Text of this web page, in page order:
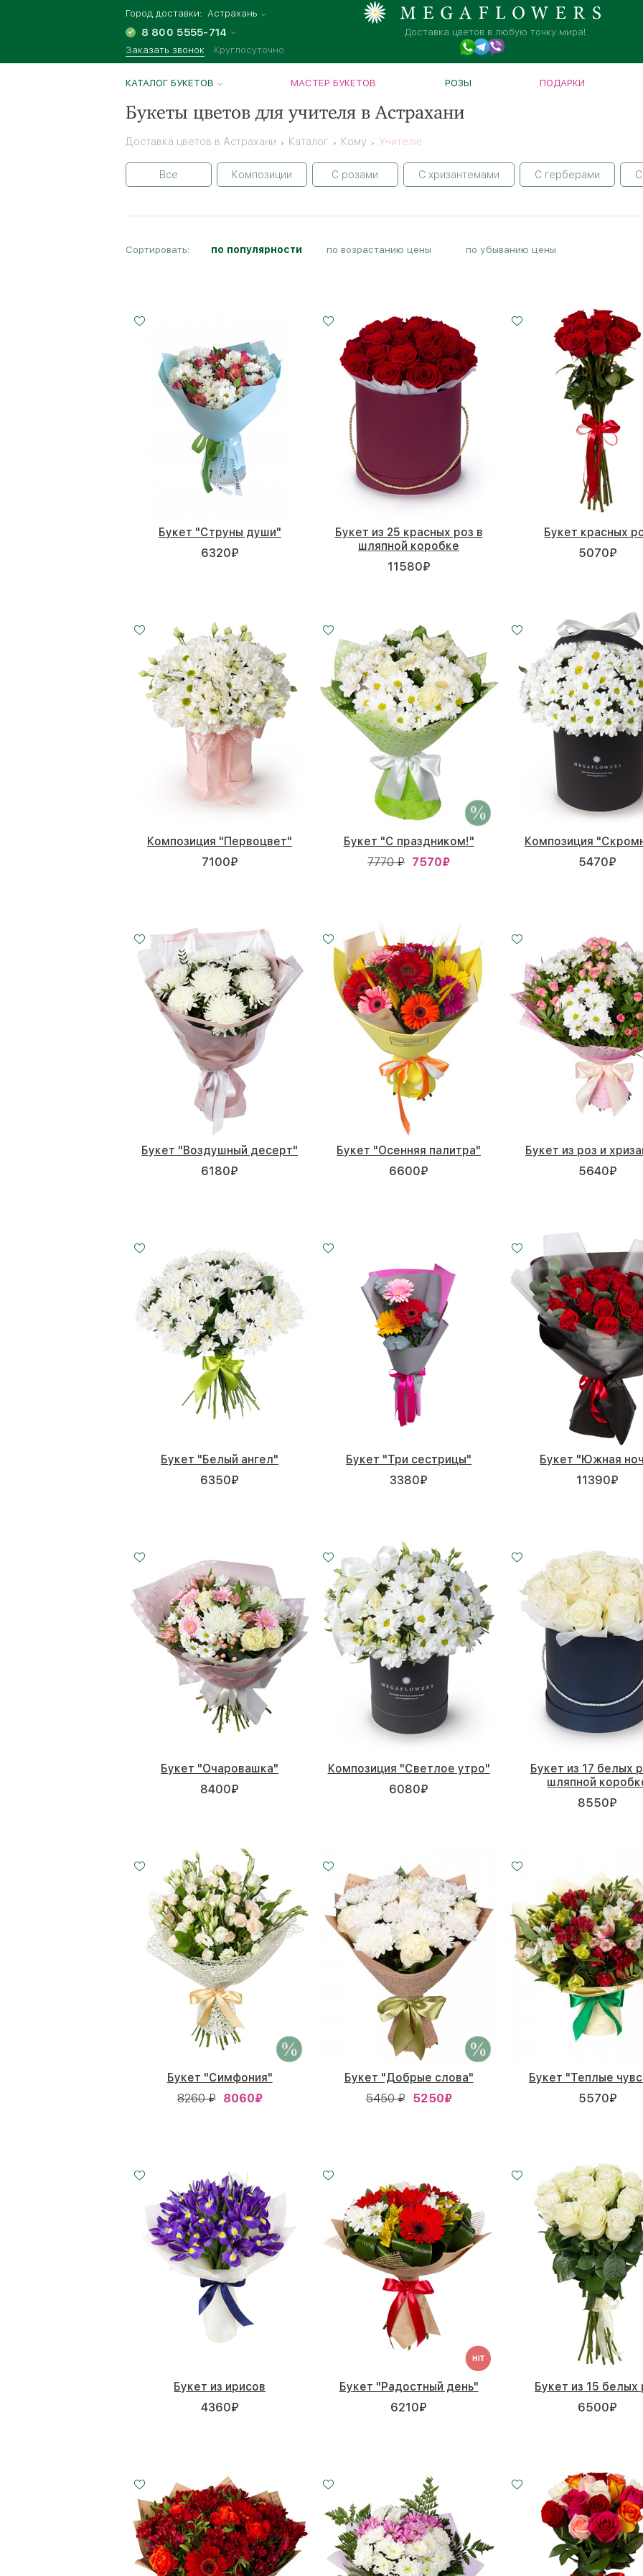
Город доставки: Астрахань
8 800 5555-714
Заказать звонок Круглосуточно
Доставка цветов в любую точку мира!
КАТАЛОГ БУКЕТОВ МАСТЕР БУКЕТОВ РОЗЫ ПОДАРКИ
Букеты цветов для учителя в Астрахани
Доставка цветов в Астрахани Каталог Кому Учителю
Все Композиции С розами С хризантемами С герберами
Сортировать: по популярности по возрастанию цены по убыванию цены
Букет "Струны души"
6320₽
Букет из 25 красных роз в
шляпной коробке
11580₽
15 - 60 см
11 роз
20 - 60 см
Букет красных
5070₽
Композиция "Первоцвет"
7100₽
Букет "С праздником!"
7770 ₽ 7570₽
Композиция
5470₽
Букет "Воздушный десерт"
6180₽
Букет "Осенняя палитра"
6600₽
Букет из роз и
5640₽
20 - 35 см
Букет "Белый ангел"
6350₽
Букет "Три сестрицы"
3380₽
Букет "Южная
11390₽
Букет "Очаровашка"
8400₽
Композиция "Светлое утро"
6080₽
Букет из 17 белых
шляпной
8550₽
Букет "Симфония"
8260 ₽ 8060₽
Букет "Добрые слова"
5450 ₽
5250₽
Букет "Теплые
5570₽
Букет из ирисов
4360₽
15 - 30 см
Букет "Радостный день"
6210₽
Букет из 15 белых
6500₽